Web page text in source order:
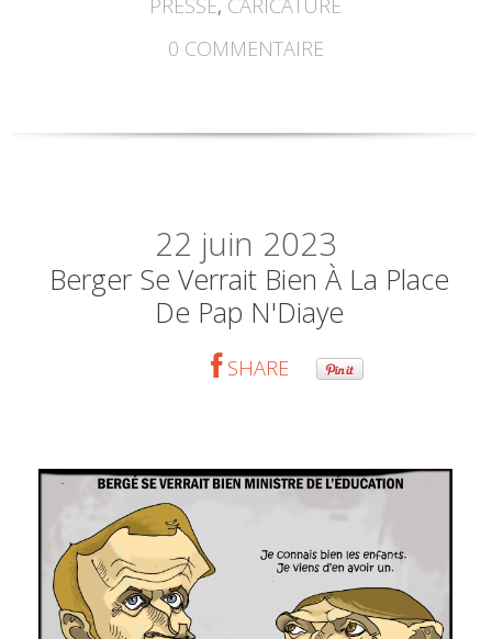
PRESSE, CARICATURE
0 COMMENTAIRE
22 juin 2023
Berger Se Verrait Bien À La Place
De Pap N'Diaye
SHARE